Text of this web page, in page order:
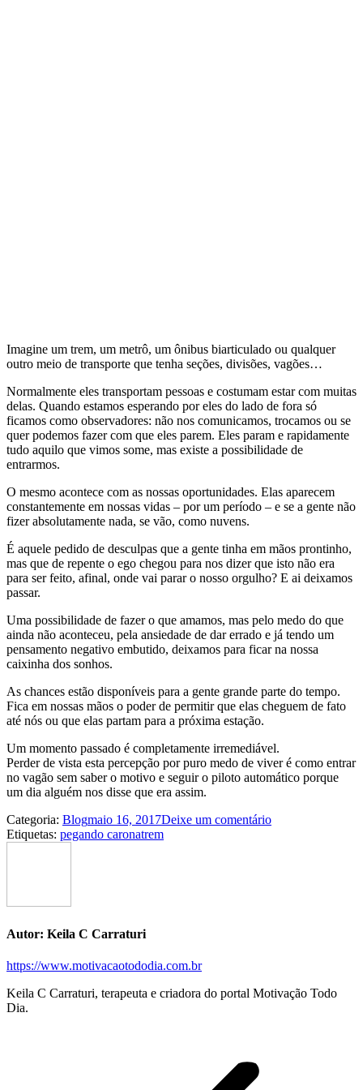
Imagine um trem, um metrô, um ônibus biarticulado ou qualquer
outro meio de transporte que tenha seções, divisões, vagões…
Normalmente eles transportam pessoas e costumam estar com muitas
delas. Quando estamos esperando por eles do lado de fora só
ficamos como observadores: não nos comunicamos, trocamos ou se
quer podemos fazer com que eles parem. Eles param e rapidamente
tudo aquilo que vimos some, mas existe a possibilidade de
entrarmos.
O mesmo acontece com as nossas oportunidades. Elas aparecem
constantemente em nossas vidas – por um período – e se a gente não
fizer absolutamente nada, se vão, como nuvens.
É aquele pedido de desculpas que a gente tinha em mãos prontinho,
mas que de repente o ego chegou para nos dizer que isto não era
para ser feito, afinal, onde vai parar o nosso orgulho? E ai deixamos
passar.
Uma possibilidade de fazer o que amamos, mas pelo medo do que
ainda não aconteceu, pela ansiedade de dar errado e já tendo um
pensamento negativo embutido, deixamos para ficar na nossa
caixinha dos sonhos.
As chances estão disponíveis para a gente grande parte do tempo.
Fica em nossas mãos o poder de permitir que elas cheguem de fato
até nós ou que elas partam para a próxima estação.
Um momento passado é completamente irremediável.
Perder de vista esta percepção por puro medo de viver é como entrar
no vagão sem saber o motivo e seguir o piloto automático porque
um dia alguém nos disse que era assim.
Categoria: Blogmaio 16, 2017Deixe um comentário
Etiquetas: pegando caronatrem
Autor: Keila C Carraturi
https://www.motivacaotododia.com.br
Keila C Carraturi, terapeuta e criadora do portal Motivação Todo
Dia.